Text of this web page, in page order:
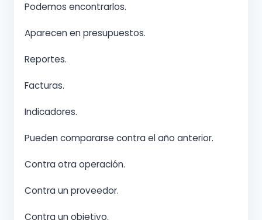
Podemos encontrarlos.
Aparecen en presupuestos.
Reportes.
Facturas.
Indicadores.
Pueden compararse contra el año anterior.
Contra otra operación.
Contra un proveedor.
Contra un objetivo.